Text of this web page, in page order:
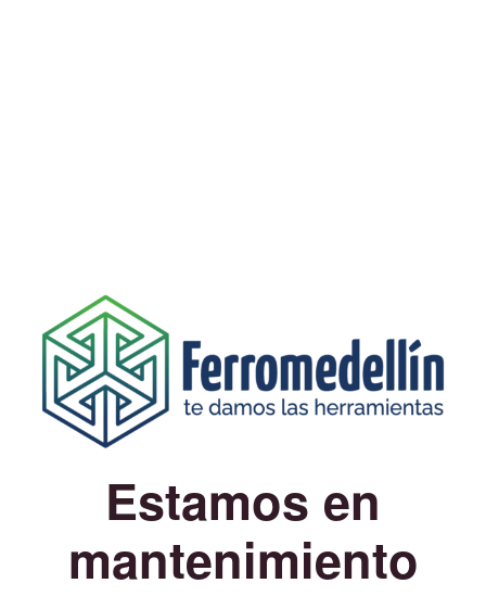
Estamos en
mantenimiento